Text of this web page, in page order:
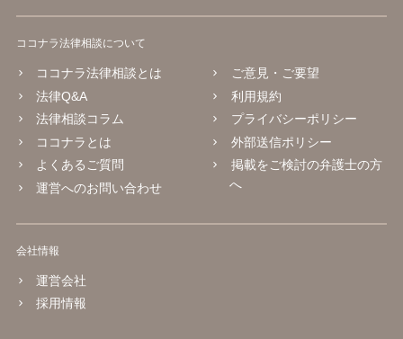
ココナラ法律相談について
ココナラ法律相談とは
法律Q&A
法律相談コラム
ココナラとは
よくあるご質問
運営へのお問い合わせ
ご意見・ご要望
利用規約
プライバシーポリシー
外部送信ポリシー
掲載をご検討の弁護士の方
へ
会社情報
運営会社
採用情報